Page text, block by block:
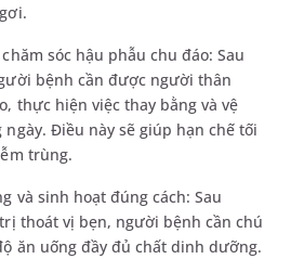
sóc hậu phẫu chu đáo: Sau
bệnh cần được người thân
thực hiện việc thay bằng và vệ
ngày. Điều này sẽ giúp hạn chế tối
trùng.
và sinh hoạt đúng cách: Sau
thoát vị bẹn, người bệnh cần chú
ăn uống đầy đủ chất dinh dưỡng.